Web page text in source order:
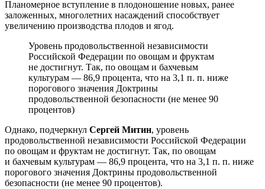
Планомерное вступление в плодоношение новых, ранее
заложенных, многолетних насаждений способствует
увеличению производства плодов и ягод.
Уровень продовольственной независимости
Российской Федерации по овощам и фруктам
не достигнут. Так, по овощам и бахчевым
культурам — 86,9 процента, что на 3,1 п. п. ниже
порогового значения Доктрины
продовольственной безопасности (не менее 90
процентов)
Однако, подчеркнул Сергей Митин, уровень
продовольственной независимости Российской Федерации
по овощам и фруктам не достигнут. Так, по овощам
и бахчевым культурам — 86,9 процента, что на 3,1 п. п. ниже
порогового значения Доктрины продовольственной
безопасности (не менее 90 процентов).